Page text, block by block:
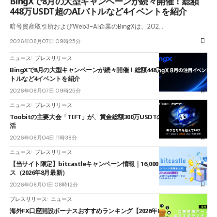
448万USDT超のAIバトルなど4イベントを紹介
暗号資産取引所およびWeb3-AI企業のBingXは、202…
2026年08月07日 09時25分
ニュース プレスリリース
BingXで8月の大型キャンペーンが続々開催！総額448万USDT超のAIバ
トルなど4イベントを紹介
2026年08月07日 09時25分
ニュース プレスリリース
Toobitの主要大会「TIFT」が、賞金総額300万USDTのレースとして復
活
2026年08月04日 11時38分
ニュース プレスリリース
【当サイト限定】bitcastleキャンペーン情報｜16,000円口座開設ボーナ
ス（2026年8月最新）
2026年08月01日 08時12分
プレスリリース ニュース
海外FX口座開設ボーナスおすすめランキング【2026年8月最新】